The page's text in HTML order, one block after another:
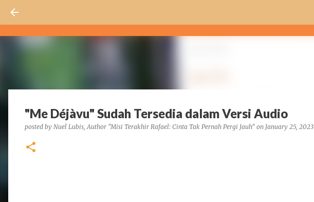
"Me Déjàvu" Sudah Tersedia dalam Versi Audio
posted by Nuel Lubis, Author "Misi Terakhir Rafael: Cinta Tak Pernah Pergi Jauh" on January 25, 2023